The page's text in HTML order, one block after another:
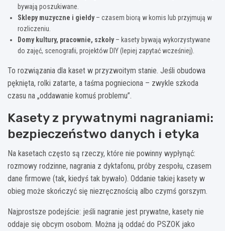
bywają poszukiwane.
Sklepy muzyczne i giełdy– czasem biorą w komis lub przyjmują w
rozliczeniu.
Domy kultury, pracownie, szkoły– kasety bywają wykorzystywane
do zajęć, scenografii, projektów DIY (lepiej zapytać wcześniej).
To rozwiązania dla kaset w przyzwoitym stanie. Jeśli obudowa
pęknięta, rolki zatarte, a taśma pognieciona – zwykle szkoda
czasu na „oddawanie komuś problemu”.
Kasety z prywatnymi nagraniami:
bezpieczeństwo danych i etyka
Na kasetach często są rzeczy, które nie powinny wypłynąć:
rozmowy rodzinne, nagrania z dyktafonu, próby zespołu, czasem
dane firmowe (tak, kiedyś tak bywało). Oddanie takiej kasety w
obieg może skończyć się niezręcznością albo czymś gorszym.
Najprostsze podejście: jeśli nagranie jest prywatne, kasety nie
oddaje się obcym osobom. Można ją oddać do PSZOK jako